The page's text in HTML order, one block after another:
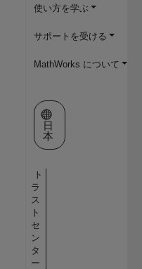
使い方を学ぶ
サポートを受ける
MathWorks について
Web サイトの選択
日
本
ト
ラ
ス
ト
セ
ン
タ
ー